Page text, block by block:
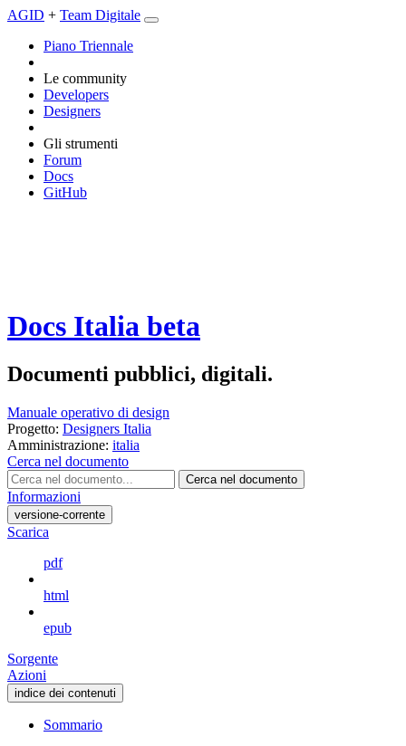
AGID + Team Digitale
Piano Triennale
Le community
Developers
Designers
Gli strumenti
Forum
Docs
GitHub
Docs Italia beta
Documenti pubblici, digitali.
Manuale operativo di design
Progetto: Designers Italia
Amministrazione: italia
Cerca nel documento
Cerca nel documento
Informazioni
versione-corrente
Scarica
pdf
html
epub
Sorgente
Azioni
indice dei contenuti
Sommario